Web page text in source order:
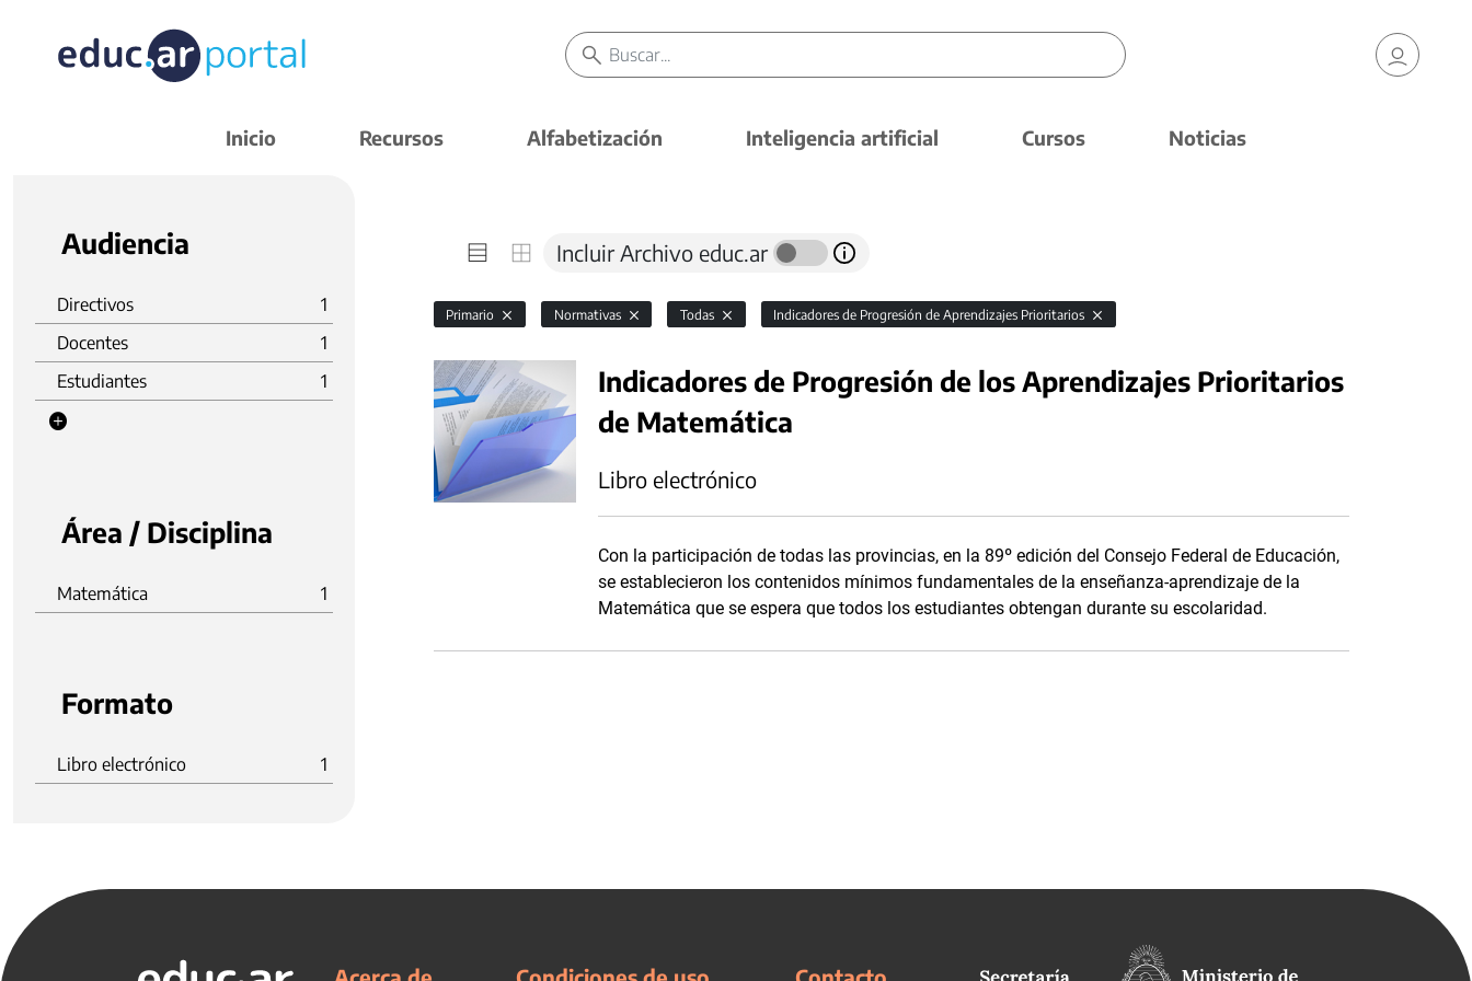
Inicio Recursos Alfabetización Inteligencia artificial Cursos Noticias
Audiencia
Directivos
1
Docentes
1
Estudiantes
1
Área / Disciplina
Matemática 1
Formato
Libro electrónico 1
Incluir Archivo educ.ar
Primario Normativas Todas Indicadores de Progresión de Aprendizajes Prioritarios
Indicadores de Progresión de los Aprendizajes Prioritarios
de Matemática
Libro electrónico
Con la participación de todas las provincias, en la 89º edición del Consejo Federal de Educación,
se establecieron los contenidos mínimos fundamentales de la enseñanza-aprendizaje de la
Matemática que se espera que todos los estudiantes obtengan durante su escolaridad.